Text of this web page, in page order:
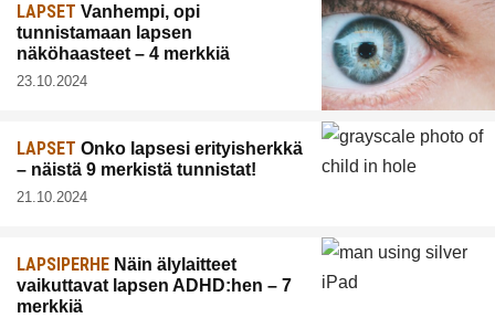
LAPSET Vanhempi, opi
tunnistamaan lapsen
näköhaasteet – 4 merkkiä
23.10.2024
LAPSET Onko lapsesi erityisherkkä
– näistä 9 merkistä tunnistat!
21.10.2024
LAPSIPERHE Näin älylaitteet
vaikuttavat lapsen ADHD:hen – 7
merkkiä